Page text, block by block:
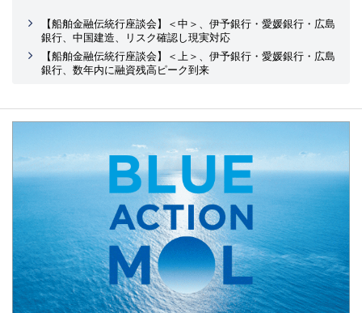
【船舶金融伝統行座談会】＜中＞、伊予銀行・愛媛銀行・広島
銀行、中国建造、リスク確認し現実対応
【船舶金融伝統行座談会】＜上＞、伊予銀行・愛媛銀行・広島
銀行、数年内に融資残高ピーク到来